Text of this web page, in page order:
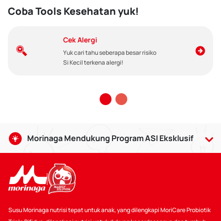
Coba Tools Kesehatan yuk!
Cek Alergi
Yuk cari tahu seberapa besar risiko
Si Kecil terkena alergi!
Morinaga Mendukung Program ASI Eksklusif
dilanjutkan hingga usia 2 tahun dengan makanan
pendamping yang sesuai. Pemberian ASI memberikan
banyak manfaat, termasuk dapat mempererat ikatan batin
Selain itu Kalbe juga ikut mendukung :
Susu Morinaga nutrisi tepat untuk anak, yang dilengkapi MoriCare Probiotik